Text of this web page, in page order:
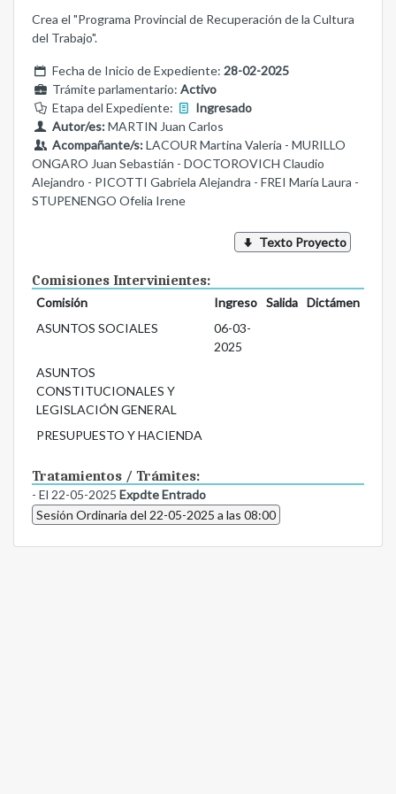
Crea el "Programa Provincial de Recuperación de la Cultura
del Trabajo".
Fecha de Inicio de Expediente: 28-02-2025
Trámite parlamentario: Activo
Etapa del Expediente:
Ingresado
Autor/es:MARTIN Juan Carlos
Acompañante/s:LACOUR Martina Valeria - MURILLO
ONGARO Juan Sebastián - DOCTOROVICH Claudio
Alejandro - PICOTTI Gabriela Alejandra - FREI María Laura -
STUPENENGO Ofelia Irene
Texto Proyecto
Comisiones Intervinientes:
Comisión Ingreso Salida
Dictámen
ASUNTOS SOCIALES
06-03-
2025
ASUNTOS
CONSTITUCIONALES Y
LEGISLACIÓN GENERAL
PRESUPUESTO Y HACIENDA
Tratamientos / Trámites:
- El 22-05-2025 Expdte Entrado
Sesión Ordinaria del 22-05-2025 a las 08:00